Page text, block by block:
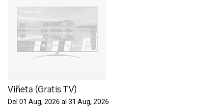
Viñeta (Gratis TV)
Del 01 Aug, 2026 al 31 Aug, 2026